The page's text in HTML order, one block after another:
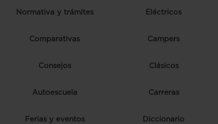
Normativa y trámites Eléctricos
Comparativas Campers
Consejos Clásicos
Autoescuela Carreras
Ferias y eventos Diccionario